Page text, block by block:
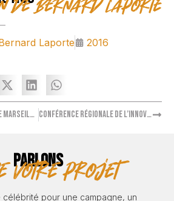
de Bernard Laporte
Laporte 2016
Les RDVs au Congrès de Marseille – Intervention de Cyril Lignac Conférence régionale de l’innovation – Intervention de l’économiste Elie Cohen
PARLONS
votre projet
pour une campagne, un